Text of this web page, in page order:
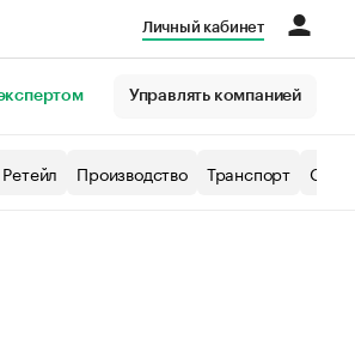
Личный кабинет
Управлять компанией
Ретейл Производство Транспорт